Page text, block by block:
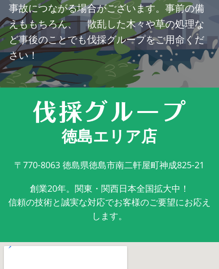
事故につながる場合がございます。事前の備
えももちろん、 散乱した木々や草の処理な
ど事後のことでも伐採グループをご用命くだ
さい！
徳島エリア店
〒770-8063 徳島県徳島市南二軒屋町神成825-21
創業20年。関東・関西日本全国拡大中！
信頼の技術と誠実な対応でお客様のご要望にお応え
します。